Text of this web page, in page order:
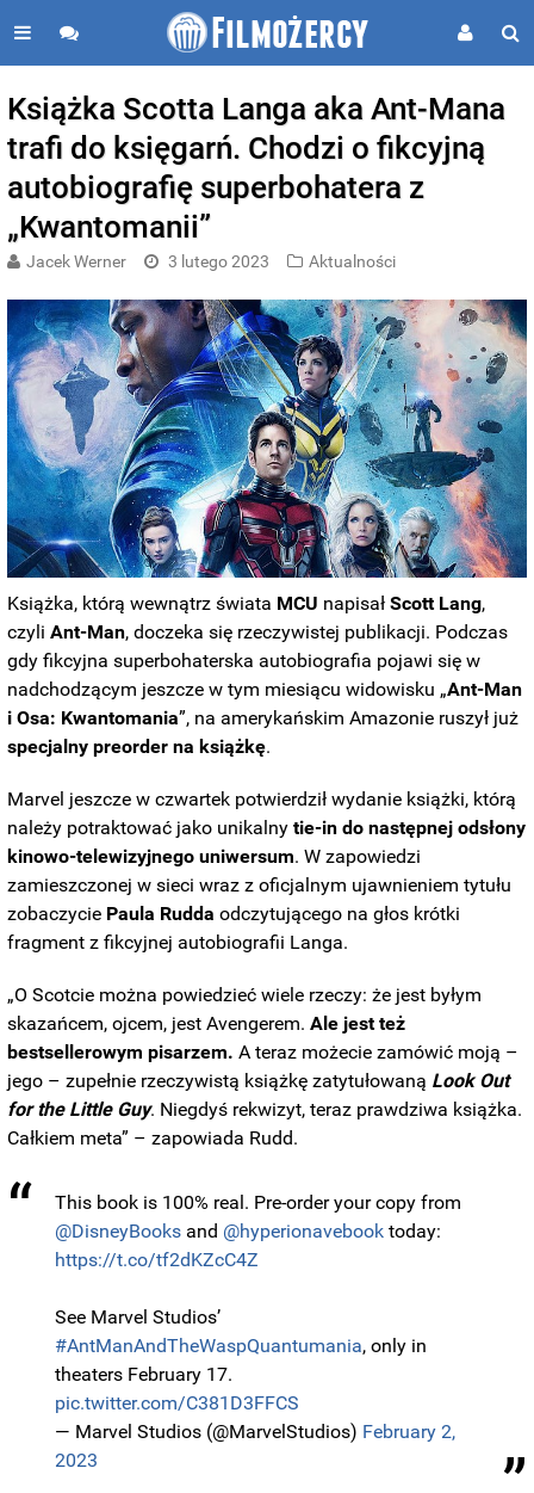
Książka Scotta Langa aka Ant-Mana
trafi do księgarń. Chodzi o fikcyjną
autobiografię superbohatera z
„Kwantomanii”
Jacek Werner 3 lutego 2023 Aktualności
Książka, którą wewnątrz świata MCU napisałScott Lang,
czyliAnt-Man, doczeka się rzeczywistej publikacji. Podczas
gdy fikcyjna superbohaterska autobiografia pojawi się w
nadchodzącym jeszcze w tym miesiącu widowisku „Ant-Man
i Osa: Kwantomania”, na amerykańskim Amazonie ruszył już
specjalny preorder na książkę.
Marvel jeszcze w czwartek potwierdził wydanie książki, którą
należy potraktować jako unikalnytie-in do następnej odsłony
kinowo-telewizyjnego uniwersum. W zapowiedzi
zamieszczonej w sieci wraz z oficjalnym ujawnieniem tytułu
zobaczycie Paula Rudda odczytującego na głos krótki
fragment z fikcyjnej autobiografii Langa.
„O Scotcie można powiedzieć wiele rzeczy: że jest byłym
skazańcem, ojcem, jest Avengerem.Ale jest też
bestsellerowym pisarzem. A teraz możecie zamówić moją –
jego – zupełnie rzeczywistą książkę zatytułowaną Look Out
for the Little Guy. Niegdyś rekwizyt, teraz prawdziwa książka.
Całkiem meta” – zapowiada Rudd.
This book is 100% real. Pre-order your copy from
@DisneyBooks and @hyperionavebook today:
https://t.co/tf2dKZcC4Z
See Marvel Studios’
#AntManAndTheWaspQuantumania, only in
theaters February 17.
pic.twitter.com/C381D3FFCS
— Marvel Studios (@MarvelStudios) February 2,
2023